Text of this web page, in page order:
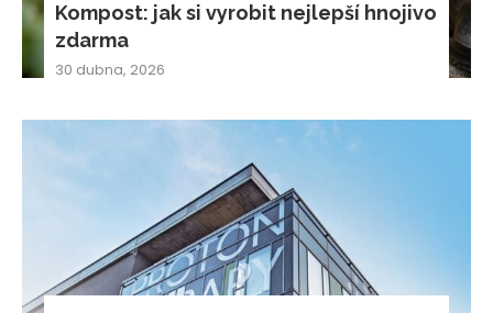
Kompost: jak si vyrobit nejlepší hnojivo
zdarma
30 dubna, 2026